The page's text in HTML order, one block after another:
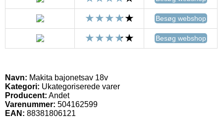
Besøg webshop
Besøg webshop
Navn: Makita bajonetsav 18v
Kategori: Ukategoriserede varer
Producent: Andet
Varenummer: 504162599
EAN: 88381806121